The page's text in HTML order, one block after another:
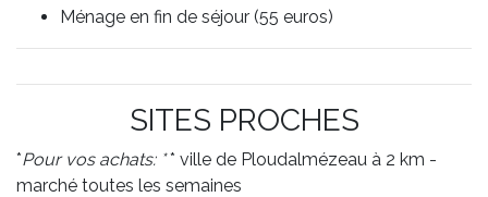
Ménage en fin de séjour (55 euros)
SITES PROCHES
*Pour vos achats: ** ville de Ploudalmézeau à 2 km -
marché toutes les semaines